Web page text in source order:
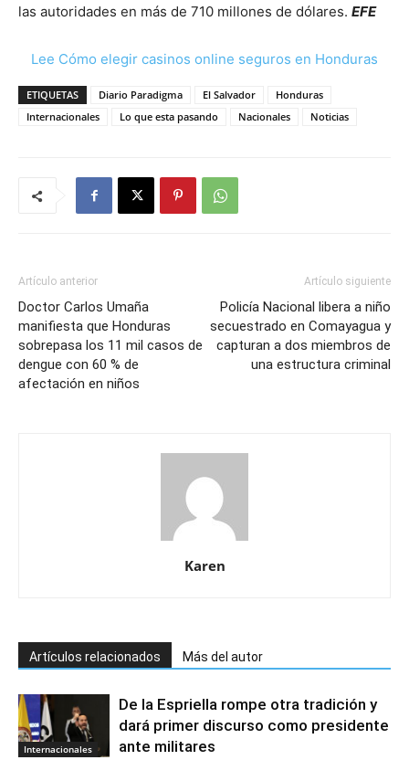
las autoridades en más de 710 millones de dólares. EFE
Lee Cómo elegir casinos online seguros en Honduras
ETIQUETAS Diario Paradigma El Salvador
Honduras
Internacionales
Lo que esta pasando Nacionales Noticias
Artículo anterior
Doctor Carlos Umaña
manifiesta que Honduras
sobrepasa los 11 mil casos de
dengue con 60 % de
afectación en niños
Artículo siguiente
Policía Nacional libera a niño
secuestrado en Comayagua y
capturan a dos miembros de
una estructura criminal
Karen
Artículos relacionados Más del autor
Internacionales
De la Espriella rompe otra tradición y
dará primer discurso como presidente
ante militares